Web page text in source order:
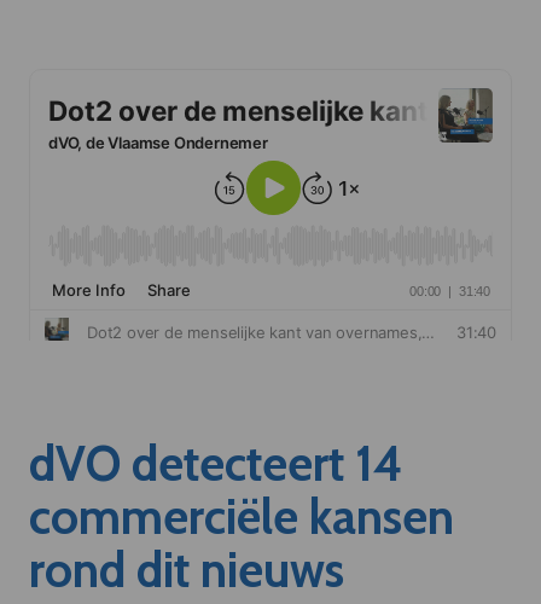
dVO detecteert 14
commerciële kansen
rond dit nieuws